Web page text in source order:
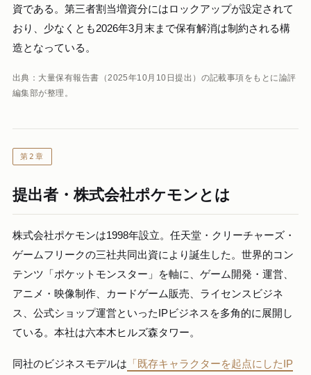
資である。第三者割当増資分にはロックアップが設定されて
おり、少なくとも2026年3月末まで保有解消は制約される構
造となっている。
出典：大量保有報告書（2025年10月10日提出）の記載事項をもとに論評
編集部が整理。
第2章
提出者・株式会社ポケモンとは
株式会社ポケモンは1998年設立。任天堂・クリーチャーズ・
ゲームフリークの三社共同出資により誕生した。世界的コン
テンツ「ポケットモンスター」を軸に、ゲーム開発・運営、
アニメ・映像制作、カードゲーム販売、ライセンスビジネ
ス、公式ショップ運営といったIPビジネスを多角的に展開し
ている。本社は六本木ヒルズ森タワー。
同社のビジネスモデルは 「既存キャラクターを起点にしたIP